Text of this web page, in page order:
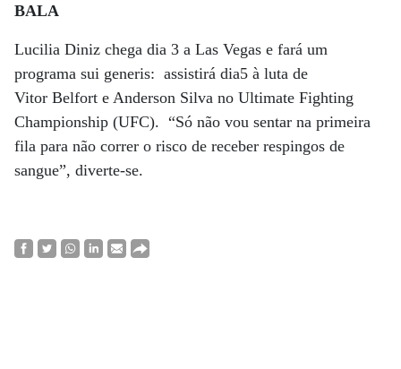
BALA
Lucilia Diniz chega dia 3 a Las Vegas e fará um
programa sui generis: assistirá dia5 à luta de
Vitor Belfort e Anderson Silva no Ultimate Fighting
Championship (UFC). “Só não vou sentar na primeira
fila para não correr o risco de receber respingos de
sangue”, diverte-se.